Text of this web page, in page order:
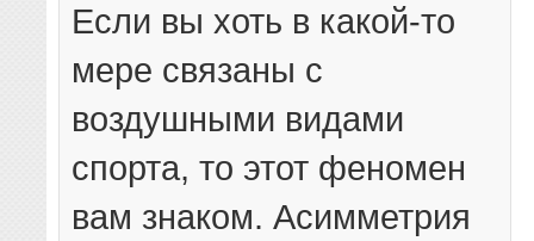
Если вы хоть в какой-то
мере связаны с
воздушными видами
спорта, то этот феномен
вам знаком. Асимметрия